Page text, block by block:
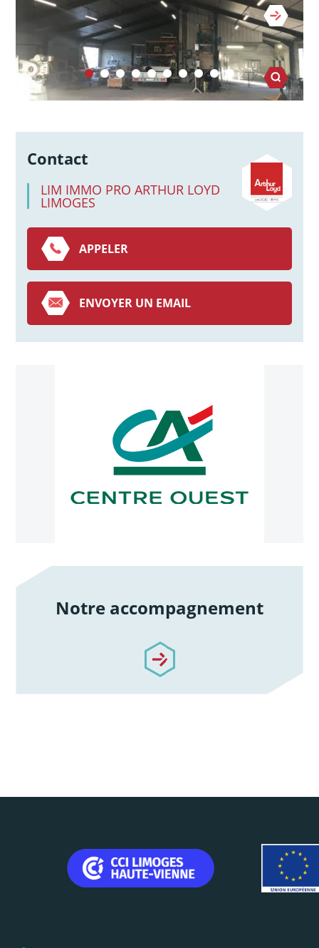
Contact
LIM IMMO PRO ARTHUR LOYD
LIMOGES
APPELER
ENVOYER UN EMAIL
Notre accompagnement
/notre-accompagnement